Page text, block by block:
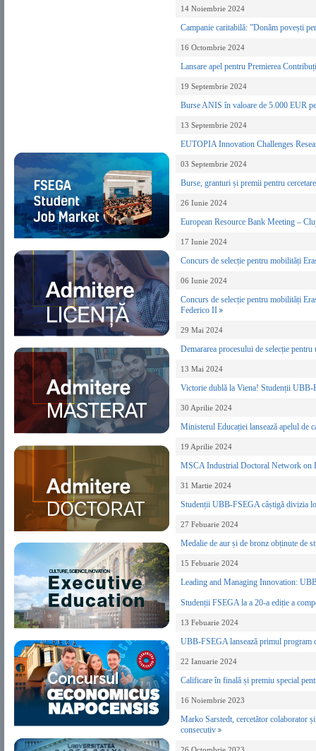
14 Noiembrie 2024
Campanie caritabilă: ”Donăm povești
16 Octombrie 2024
Lansare apel pentru Premierea
19 Septembrie 2024
Burse ANIS în valoare de 5.000 EUR
13 Septembrie 2024
EUTOPIA Innovation Challenges
03 Septembrie 2024
Burse, granturi și premii pentru
26 Iunie 2024
European Resource Bank Meeting –
17 Iunie 2024
Concurs de selecție pentru mobilități
06 Iunie 2024
Concurs de selecție pentru mobilități
Federico II
29 Mai 2024
Demararea procesului de selecție
13 Mai 2024
Victorie dublă la Viena! Studenții
30 Aprilie 2024
Ministerul Educației lansează apelul
19 Aprilie 2024
MSCA Industrial Doctoral Network on
31 Martie 2024
Studenții UBB-FSEGA câștigă divizia
27 Febuarie 2024
Medalie de aur și de bronz obținute de
15 Febuarie 2024
Leading and Managing Innovation:
Studenții FSEGA la a 20-a ediție a
13 Febuarie 2024
UBB-FSEGA lansează primul program
22 Ianuarie 2024
Calificare în finală și premiu special
16 Noiembrie 2023
Marko Sarstedt, cercetător colaborator
consecutiv